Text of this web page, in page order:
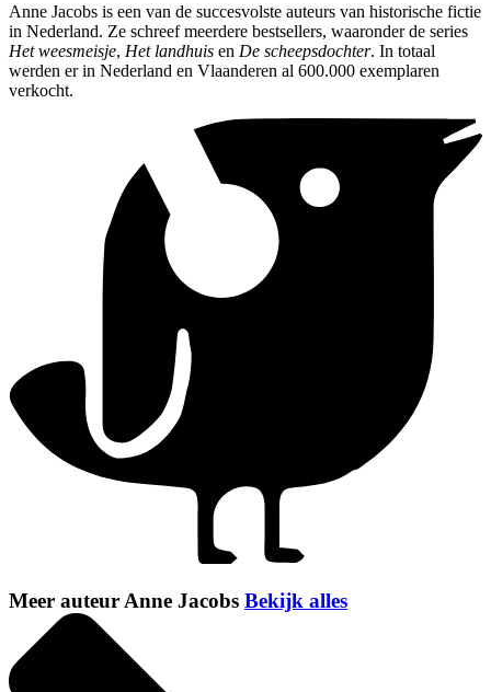
Anne Jacobs is een van de succesvolste auteurs van historische fictie
in Nederland. Ze schreef meerdere bestsellers, waaronder de series
Het weesmeisje, Het landhuis en De scheepsdochter. In totaal
werden er in Nederland en Vlaanderen al 600.000 exemplaren
verkocht.
Meer auteur Anne Jacobs Bekijk alles